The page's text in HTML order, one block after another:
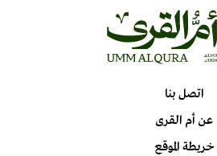
اتصل بنا
عن أم القرى
خريطة الموقع